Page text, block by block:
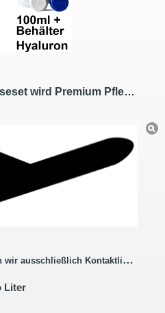
Aus Cooper Hy- Care Reiseset wird Premium Pflege Kombilösung Reiseset mit Hyaluron 100ml / 1 Behälter
ohne Pflegemittel.
Liter